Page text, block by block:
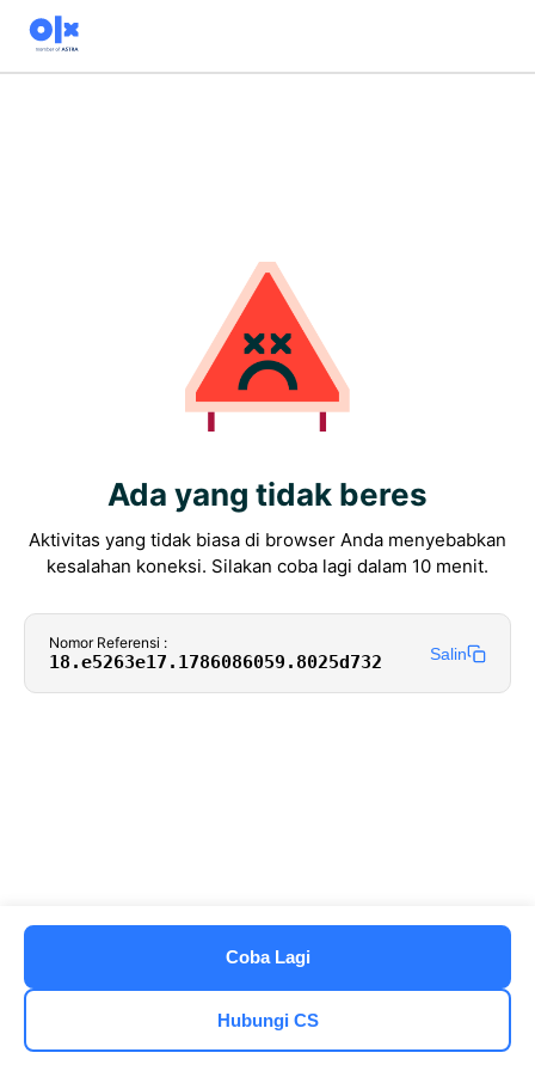
Ada yang tidak beres
Aktivitas yang tidak biasa di browser Anda menyebabkan
kesalahan koneksi. Silakan coba lagi dalam 10 menit.
Nomor Referensi :
18.e5263e17.1786086059.8025d732 Salin
Hubungi CS
Coba Lagi